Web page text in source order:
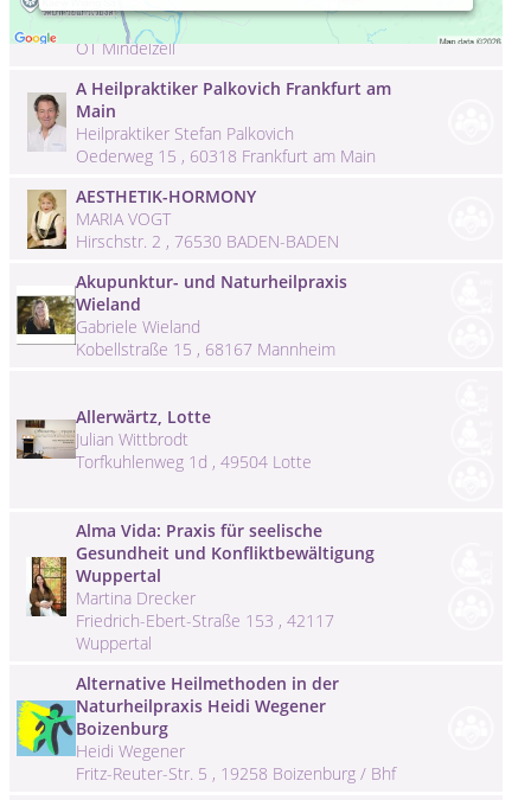
Heilig - Kreuz - Strasse 6A , 86513 Ursberg
OT Mindelzell
A Heilpraktiker Palkovich Frankfurt am
Main
Heilpraktiker Stefan Palkovich
Oederweg 15 , 60318 Frankfurt am Main
AESTHETIK-HORMONY
MARIA VOGT
Hirschstr. 2 , 76530 BADEN-BADEN
Akupunktur- und Naturheilpraxis
Wieland
Gabriele Wieland
Kobellstraße 15 , 68167 Mannheim
Allerwärtz, Lotte
Julian Wittbrodt
Torfkuhlenweg 1d , 49504 Lotte
Alma Vida: Praxis für seelische
Gesundheit und Konfliktbewältigung
Wuppertal
Martina Drecker
Friedrich-Ebert-Straße 153 , 42117
Wuppertal
Alternative Heilmethoden in der
Naturheilpraxis Heidi Wegener
Boizenburg
Heidi Wegener
Fritz-Reuter-Str. 5 , 19258 Boizenburg / Bhf